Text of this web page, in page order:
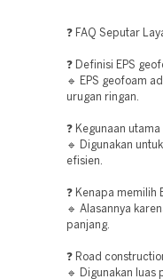
❓ FAQ Seputar
❓ Definisi EPS
🔹 EPS geofoam
urugan ringan.
❓ Kegunaan
🔹 Digunakan
efisien.
❓ Kenapa memilih
🔹 Alasannya
panjang.
❓ Road
🔹 Digunakan luas